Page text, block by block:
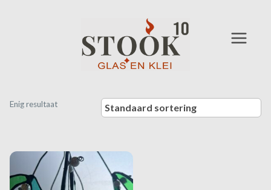
Enig resultaat